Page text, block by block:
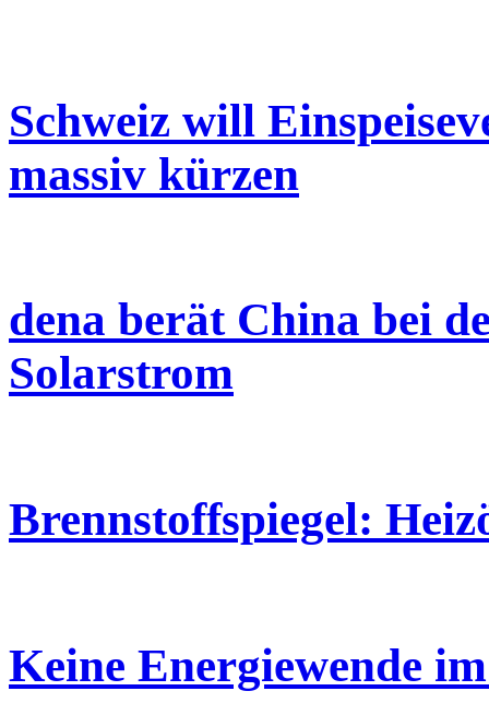
Schweiz will
massiv kürzen
dena berät China bei
Solarstrom
Brennstoffspiegel:
Keine Energiewende